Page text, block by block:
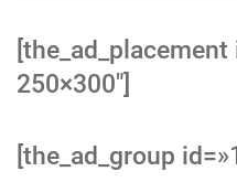
250×300″]
[the_ad_group